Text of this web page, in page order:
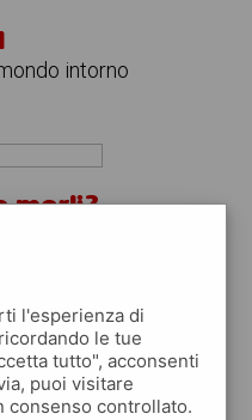
intorno
merli?
app
l'esperienza di
le tue
tutto", acconsenti
puoi visitare
consenso controllato.